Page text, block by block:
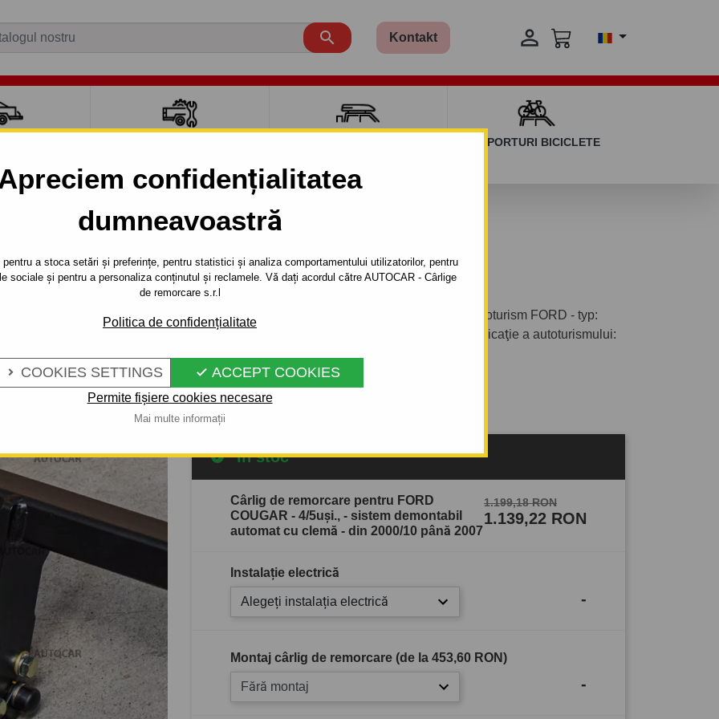
confidențialitatea
dumneavoastră
a stoca setări și preferințe, pentru statistici și analiza comportamentului utilizatorilor, pentru
sociale și pentru a personaliza conținutul și reclamele. Vă dați acordul către AUTOCAR - Cârlige
de remorcare s.r.l
Politica de confidențialitate
 COOKIES SETTINGS  ACCEPT COOKIES
Permite fișiere cookies necesare
Mai multe informații
 Kontakt 
SUPORTURI BICICLETE
2000 - 2007
4/5uşi., - sistem demontabil automat cu clemă - din 2000/10 până 2007
- SISTEM
Referinta:
Cârlig de remorcare tip 2xxx - demontabil pentru autoturism FORD - typ:
COUGAR, seria : 4/5 uşi , (B 4 Y, B 5 Y).Anul de fabricaţie a autoturismului:
Descrierea completă a produsului
În stoc
Cârlig de remorcare pentru FORD
COUGAR - 4/5uşi., - sistem demontabil
automat cu clemă - din 2000/10 până 2007
1.199,18 RON
1.139,22 RON
Instalație electrică
Alegeți instalația electrică -
Montaj cârlig de remorcare (de la 453,60 RON)
Fără montaj -